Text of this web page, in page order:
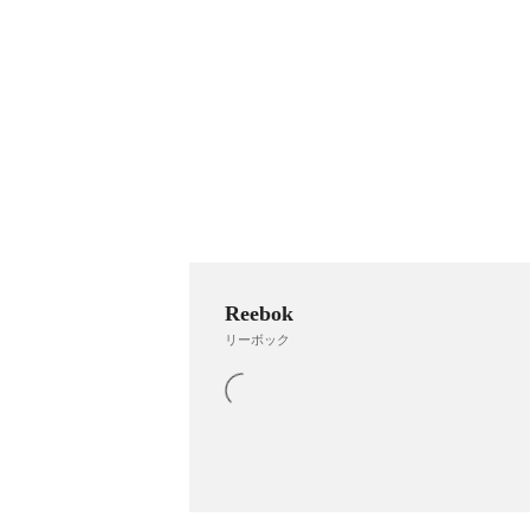
Reebok
リーボック